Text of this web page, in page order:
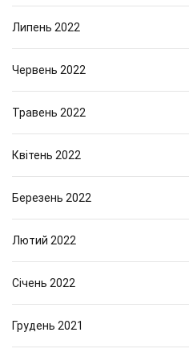
Липень 2022
Червень 2022
Травень 2022
Квітень 2022
Березень 2022
Лютий 2022
Січень 2022
Грудень 2021